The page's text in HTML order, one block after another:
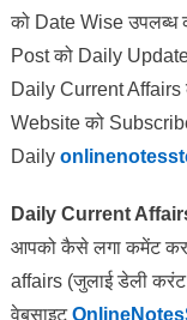
को Date Wise
Post को Daily Update
Daily Current Affairs
Website को
Daily
Daily Current
आपको कैसे लगा कमेंट
affairs (जुलाई डेली करंट
वेबसाइट